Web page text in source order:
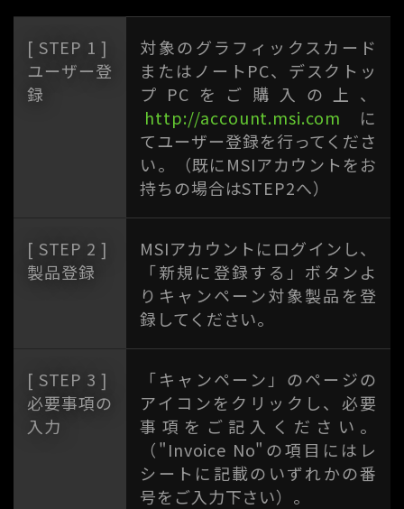
[ STEP 1 ]
ユーザー登
録
対象のグラフィックスカード
またはノートPC、デスクトッ
プPCをご購入の上、
http://account.msi.com
に
てユーザー登録を行ってくださ
い。（既にMSIアカウントをお
持ちの場合はSTEP2へ）
[ STEP 2 ]
製品登録
MSIアカウントにログインし、
「新規に登録する」ボタンよ
りキャンペーン対象製品を登
録してください。
[ STEP 3 ]
必要事項の
入力
「キャンペーン」のページの
アイコンをクリックし、必要
事項をご記入ください。
（"Invoice No"の項目にはレ
シートに記載のいずれかの番
号をご入力下さい）。